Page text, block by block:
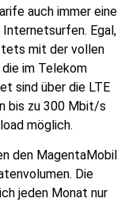
auch immer eine
Egal,
mit der vollen
im Telekom
sind über die LTE
bis zu 300 Mbit/s
möglich.
den MagentaMobil
Die
jeden Monat nur